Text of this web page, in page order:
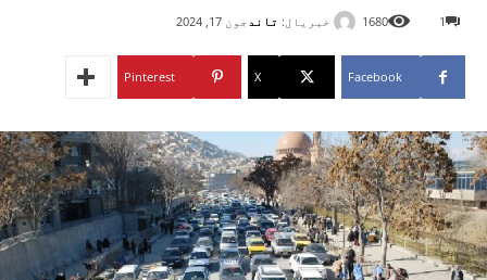
خبریال: تاند جون 17, 2024 1
1680
Facebook
X
Pinterest